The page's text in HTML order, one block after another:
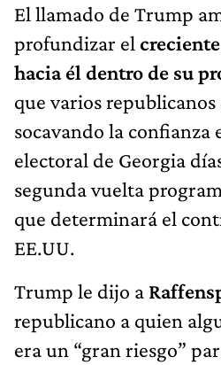
El llamado de Trump
profundizar el
hacia él dentro de su
que varios republicanos
socavando la confianza
electoral de Georgia
segunda vuelta
que determinará el
EE.UU.
Trump le dijo a
republicano a quien
era un “gran riesgo”